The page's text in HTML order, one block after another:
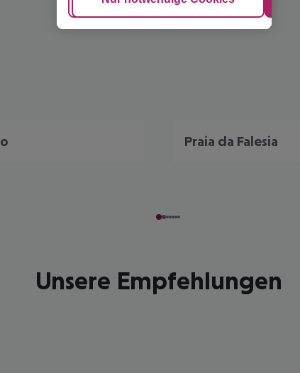
Praia da Falesia
Unsere Empfehlungen